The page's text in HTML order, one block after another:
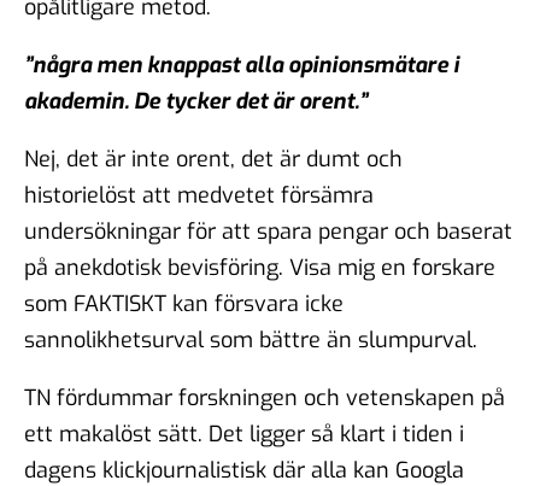
opålitligare metod.
”några men knappast alla opinionsmätare i
akademin. De tycker det är orent.”
Nej, det är inte orent, det är dumt och
historielöst att medvetet försämra
undersökningar för att spara pengar och baserat
på anekdotisk bevisföring. Visa mig en forskare
som FAKTISKT kan försvara icke
sannolikhetsurval som bättre än slumpurval.
TN fördummar forskningen och vetenskapen på
ett makalöst sätt. Det ligger så klart i tiden i
dagens klickjournalistisk där alla kan Googla